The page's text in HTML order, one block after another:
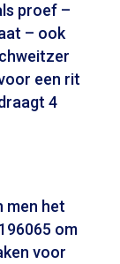
proef –
– ook
een rit
4
men het
om
voor